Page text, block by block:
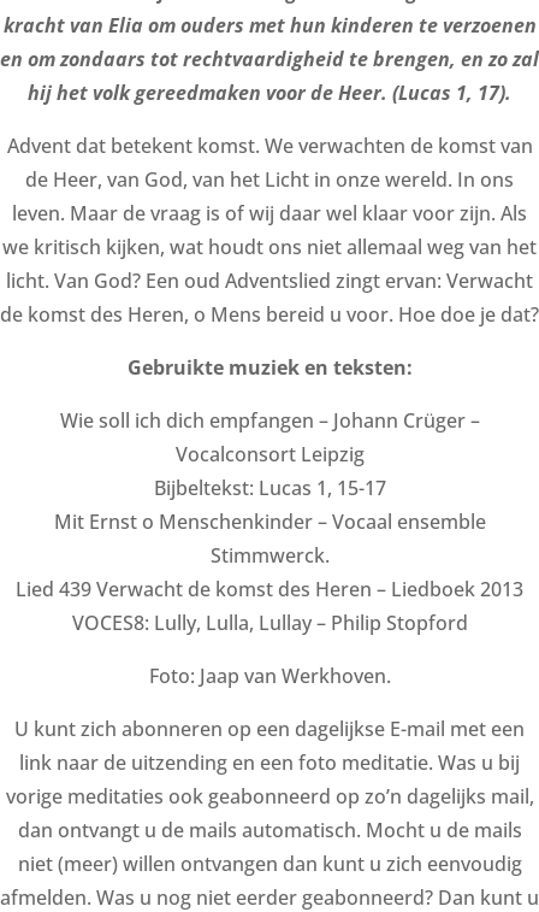
kracht van Elia om ouders met hun kinderen te verzoenen
en om zondaars tot rechtvaardigheid te brengen, en zo zal
hij het volk gereedmaken voor de Heer. (Lucas 1, 17).
Advent dat betekent komst. We verwachten de komst van
de Heer, van God, van het Licht in onze wereld. In ons
leven. Maar de vraag is of wij daar wel klaar voor zijn. Als
we kritisch kijken, wat houdt ons niet allemaal weg van het
licht. Van God? Een oud Adventslied zingt ervan: Verwacht
de komst des Heren, o Mens bereid u voor. Hoe doe je dat?
Gebruikte muziek en teksten:
Wie soll ich dich empfangen – Johann Crüger –
Vocalconsort Leipzig
Bijbeltekst: Lucas 1, 15-17
Mit Ernst o Menschenkinder – Vocaal ensemble
Stimmwerck.
Lied 439 Verwacht de komst des Heren – Liedboek 2013
VOCES8: Lully, Lulla, Lullay – Philip Stopford
Foto: Jaap van Werkhoven.
U kunt zich abonneren op een dagelijkse E-mail met een
link naar de uitzending en een foto meditatie. Was u bij
vorige meditaties ook geabonneerd op zo’n dagelijks mail,
dan ontvangt u de mails automatisch. Mocht u de mails
niet (meer) willen ontvangen dan kunt u zich eenvoudig
afmelden. Was u nog niet eerder geabonneerd? Dan kunt u